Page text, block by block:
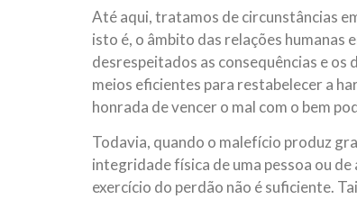
Até aqui, tratamos de circunstâncias
isto é, o âmbito das relações humanas
desrespeitados as consequências e os
meios eficientes para restabelecer a
honrada de vencer o mal com o bem
Todavia, quando o malefício produz
integridade física de uma pessoa ou
exercício do perdão não é suficiente.